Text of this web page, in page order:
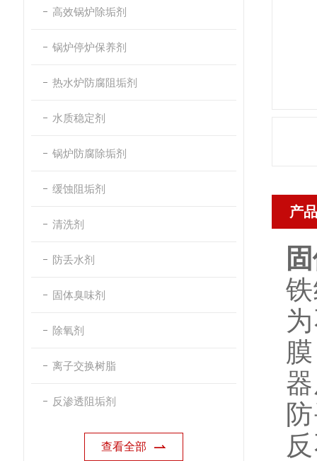
高效锅炉除垢剂
锅炉停炉保养剂
热水炉防腐阻垢剂
水质稳定剂
锅炉防腐除垢剂
缓蚀阻垢剂
清洗剂
防丢水剂
固体臭味剂
除氧剂
离子交换树脂
反渗透阻垢剂
查看全部
产